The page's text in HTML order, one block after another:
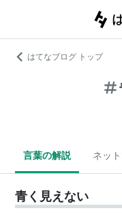
はてなブログ トップ
言葉の解説 ネッ
青く見えない